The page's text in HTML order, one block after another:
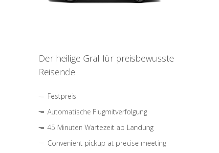
Der heilige Gral für preisbewusste
Reisende
Festpreis
Automatische Flugmitverfolgung
45 Minuten Wartezeit ab Landung
Convenient pickup at precise meeting